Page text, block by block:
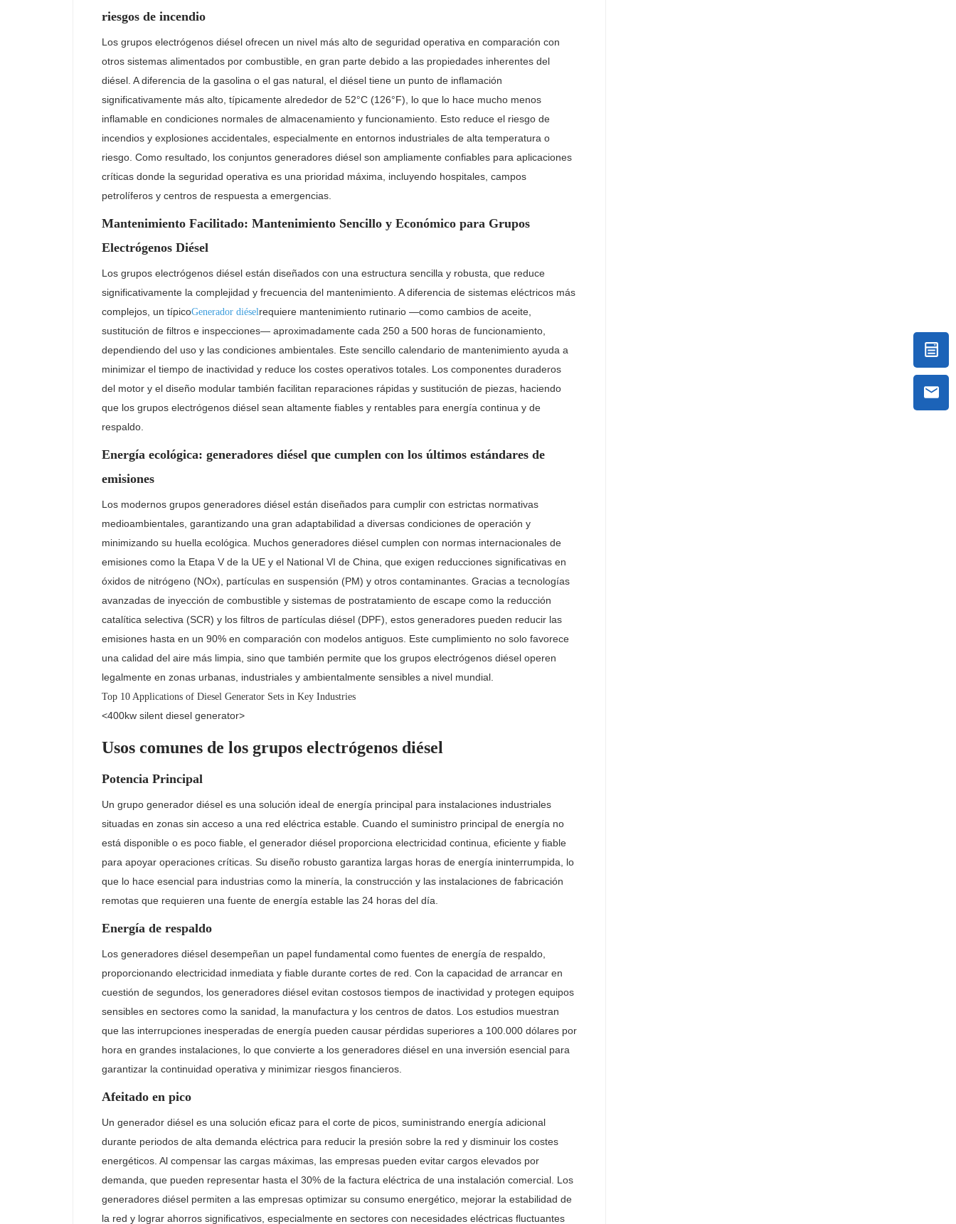
riesgos de incendio
Los grupos electrógenos diésel ofrecen un nivel más alto de seguridad operativa en comparación con
otros sistemas alimentados por combustible, en gran parte debido a las propiedades inherentes del
diésel. A diferencia de la gasolina o el gas natural, el diésel tiene un punto de inflamación
significativamente más alto, típicamente alrededor de 52°C (126°F), lo que lo hace mucho menos
inflamable en condiciones normales de almacenamiento y funcionamiento. Esto reduce el riesgo de
incendios y explosiones accidentales, especialmente en entornos industriales de alta temperatura o
riesgo. Como resultado, los conjuntos generadores diésel son ampliamente confiables para aplicaciones
críticas donde la seguridad operativa es una prioridad máxima, incluyendo hospitales, campos
petrolíferos y centros de respuesta a emergencias.
Mantenimiento Facilitado: Mantenimiento Sencillo y Económico para Grupos
Electrógenos Diésel
Los grupos electrógenos diésel están diseñados con una estructura sencilla y robusta, que reduce
significativamente la complejidad y frecuencia del mantenimiento. A diferencia de sistemas eléctricos más
complejos, un típicoGenerador diéselrequiere mantenimiento rutinario —como cambios de aceite,
sustitución de filtros e inspecciones— aproximadamente cada 250 a 500 horas de funcionamiento,
dependiendo del uso y las condiciones ambientales. Este sencillo calendario de mantenimiento ayuda a
minimizar el tiempo de inactividad y reduce los costes operativos totales. Los componentes duraderos
del motor y el diseño modular también facilitan reparaciones rápidas y sustitución de piezas, haciendo
que los grupos electrógenos diésel sean altamente fiables y rentables para energía continua y de
respaldo.
Energía ecológica: generadores diésel que cumplen con los últimos estándares de
emisiones
Los modernos grupos generadores diésel están diseñados para cumplir con estrictas normativas
medioambientales, garantizando una gran adaptabilidad a diversas condiciones de operación y
minimizando su huella ecológica. Muchos generadores diésel cumplen con normas internacionales de
emisiones como la Etapa V de la UE y el National VI de China, que exigen reducciones significativas en
óxidos de nitrógeno (NOx), partículas en suspensión (PM) y otros contaminantes. Gracias a tecnologías
avanzadas de inyección de combustible y sistemas de postratamiento de escape como la reducción
catalítica selectiva (SCR) y los filtros de partículas diésel (DPF), estos generadores pueden reducir las
emisiones hasta en un 90% en comparación con modelos antiguos. Este cumplimiento no solo favorece
una calidad del aire más limpia, sino que también permite que los grupos electrógenos diésel operen
legalmente en zonas urbanas, industriales y ambientalmente sensibles a nivel mundial.
<400kw silent diesel generator>
Usos comunes de los grupos electrógenos diésel
Potencia Principal
Un grupo generador diésel es una solución ideal de energía principal para instalaciones industriales
situadas en zonas sin acceso a una red eléctrica estable. Cuando el suministro principal de energía no
está disponible o es poco fiable, el generador diésel proporciona electricidad continua, eficiente y fiable
para apoyar operaciones críticas. Su diseño robusto garantiza largas horas de energía ininterrumpida, lo
que lo hace esencial para industrias como la minería, la construcción y las instalaciones de fabricación
remotas que requieren una fuente de energía estable las 24 horas del día.
Energía de respaldo
Los generadores diésel desempeñan un papel fundamental como fuentes de energía de respaldo,
proporcionando electricidad inmediata y fiable durante cortes de red. Con la capacidad de arrancar en
cuestión de segundos, los generadores diésel evitan costosos tiempos de inactividad y protegen equipos
sensibles en sectores como la sanidad, la manufactura y los centros de datos. Los estudios muestran
que las interrupciones inesperadas de energía pueden causar pérdidas superiores a 100.000 dólares por
hora en grandes instalaciones, lo que convierte a los generadores diésel en una inversión esencial para
garantizar la continuidad operativa y minimizar riesgos financieros.
Afeitado en pico
Un generador diésel es una solución eficaz para el corte de picos, suministrando energía adicional
durante periodos de alta demanda eléctrica para reducir la presión sobre la red y disminuir los costes
energéticos. Al compensar las cargas máximas, las empresas pueden evitar cargos elevados por
demanda, que pueden representar hasta el 30% de la factura eléctrica de una instalación comercial. Los
generadores diésel permiten a las empresas optimizar su consumo energético, mejorar la estabilidad de
la red y lograr ahorros significativos, especialmente en sectores con necesidades eléctricas fluctuantes